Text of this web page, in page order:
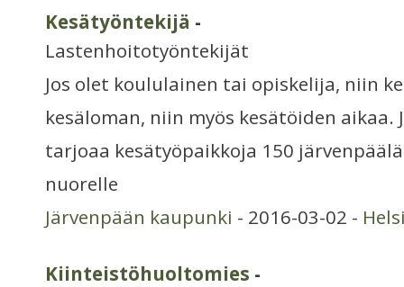
Kesätyöntekijä -
Lastenhoitotyöntekijät
Jos olet koululainen tai opiskelija, niin
kesäloman, niin myös kesätöiden aikaa.
tarjoaa kesätyöpaikkoja 150
nuorelle
Järvenpään kaupunki - 2016-03-02 -
Kiinteistöhuoltomies -